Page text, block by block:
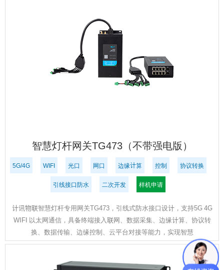
智慧灯杆网关TG473（不带强电版）
5G/4G WIFI 光口 网口 边缘计算 控制 协议转换
引线接口防水 二次开发 样机申请
计讯物联智慧灯杆专用网关TG473，引线式防水接口设计，支持5G 4G
WIFI 以太网通信，具备终端接入联网、数据采集、边缘计算、协议转
换、数据传输、边缘控制、云平台对接等能力，实现智慧